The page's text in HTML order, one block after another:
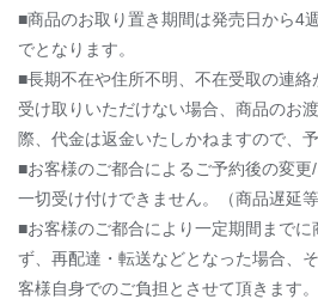
■商品のお取り置き期間は発売日から4
でとなります。
■長期不在や住所不明、不在受取の連
受け取りいただけない場合、商品のお
際、代金は返金いたしかねますので、
■お客様のご都合によるご予約後の変更
一切受け付けできません。（商品遅延
■お客様のご都合により一定期間まで
ず、再配達・転送などとなった場合、
客様自身でのご負担とさせて頂きます